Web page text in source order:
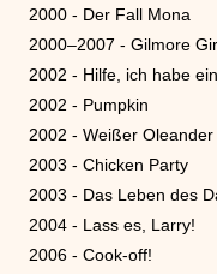
2000 - Der Fall Mona
2000–2007 - Gilmore
2002 - Hilfe, ich habe
2002 - Pumpkin
2002 - Weißer Oleander
2003 - Chicken Party
2003 - Das Leben des
2004 - Lass es, Larry!
2006 - Cook-off!